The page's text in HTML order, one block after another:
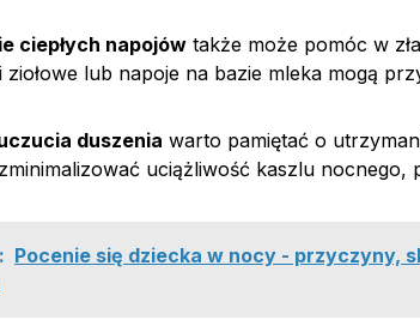
ciepłych napojów także może pomóc w
ziołowe lub napoje na bazie mleka mogą
duszenia warto pamiętać o
uciążliwość kaszlu nocnego,
Pocenie się dziecka w nocy - przyczyny,